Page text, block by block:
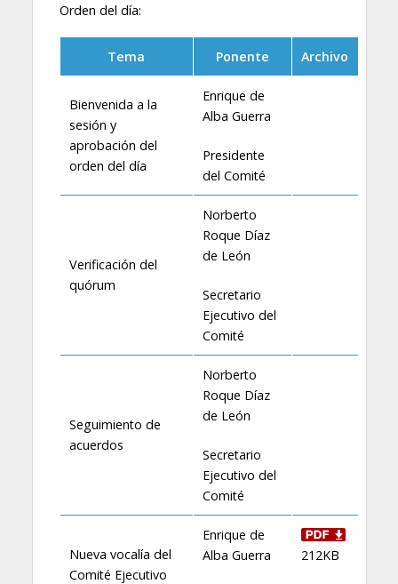
Orden del día:
Tema Ponente Archivo
Bienvenida a la
sesión y
aprobación del
orden del día
Enrique de
Alba Guerra
Presidente
del Comité
Verificación del
quórum
Norberto
Roque Díaz
de León
Secretario
Ejecutivo del
Comité
Seguimiento de
acuerdos
Norberto
Roque Díaz
de León
Secretario
Ejecutivo del
Comité
Nueva vocalía del
Comité Ejecutivo
Enrique de
Alba Guerra
212KB